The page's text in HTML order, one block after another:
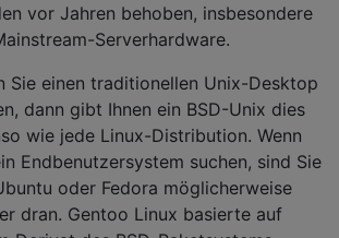
vor Jahren behoben, insbesondere
Serverhardware.
Sie einen traditionellen Unix-Desktop
dann gibt Ihnen ein BSD-Unix dies
wie jede Linux-Distribution. Wenn
Endbenutzersystem suchen, sind Sie
oder Fedora möglicherweise
dran. Gentoo Linux basierte auf